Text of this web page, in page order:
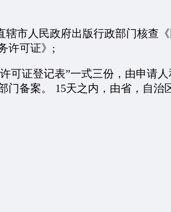
市人民政府出版行政部门核查《
许可证》;
证登记表”一式三份，由申请人
门备案。 15天之内，由省，自